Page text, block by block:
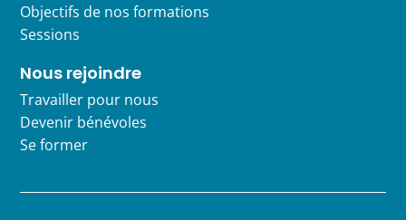
Objectifs de nos formations
Sessions
Nous rejoindre
Travailler pour nous
Devenir bénévoles
Se former